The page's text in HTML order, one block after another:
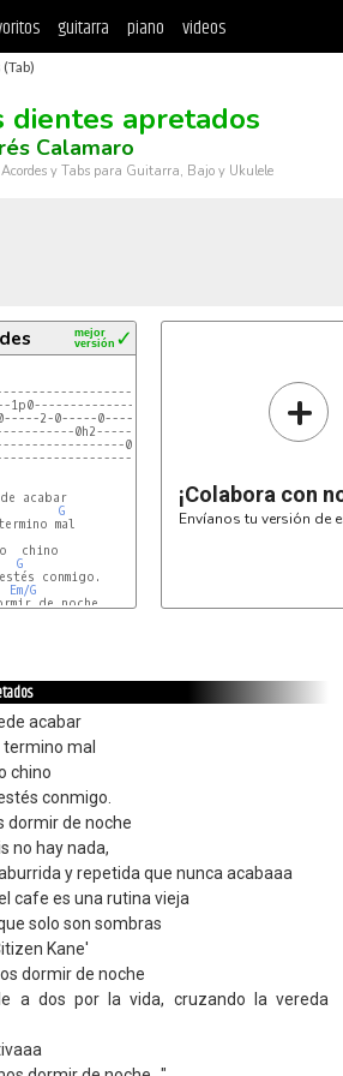
guitarra piano videos
dientes apretados
Calamaro
y Tabs para Guitarra, Bajo y Ukulele
✓
mejor
versión
1-0--1p0----------------
0h2---------2-------------------------
G
G
conmigo.
Em/G
de noche
+
¡Colabora con
Envíanos tu versión de
acabar
mal
chino
conmigo.
dormir de noche
no hay nada,
y repetida que nunca acabaaa
cafe es una rutina vieja
solo son sombras
Kane'
dormir de noche
a dos por la vida, cruzando la vereda